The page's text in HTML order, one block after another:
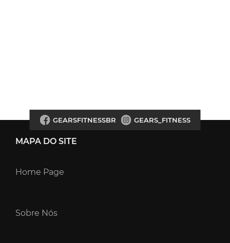
GEARSFITNESSBR GEARS_FITNESS
MAPA DO SITE
Home Page
Sobre Nós